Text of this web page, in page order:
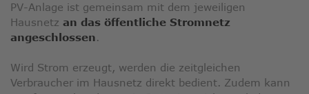
PV-Anlage ist gemeinsam mit dem jeweiligen
Hausnetz an das öffentliche Stromnetz
angeschlossen.
Wird Strom erzeugt, werden die zeitgleichen
Verbraucher im Hausnetz direkt bedient. Zudem kann